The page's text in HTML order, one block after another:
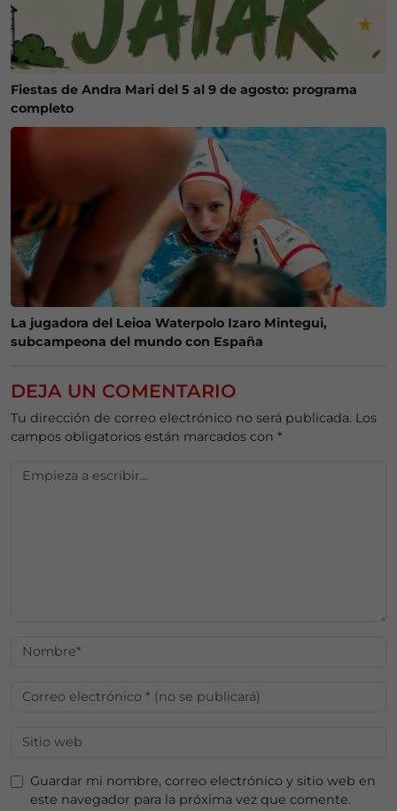
Fiestas de Andra Mari del 5 al 9 de agosto: programa
completo
La jugadora del Leioa Waterpolo Izaro Mintegui,
subcampeona del mundo con España
DEJA UN COMENTARIO
Tu dirección de correo electrónico no será publicada. Los
campos obligatorios están marcados con *
Guardar mi nombre, correo electrónico y sitio web en
este navegador para la próxima vez que comente.